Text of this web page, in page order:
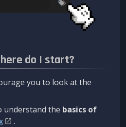
do I start?
you to look at the
understand the basics of
.